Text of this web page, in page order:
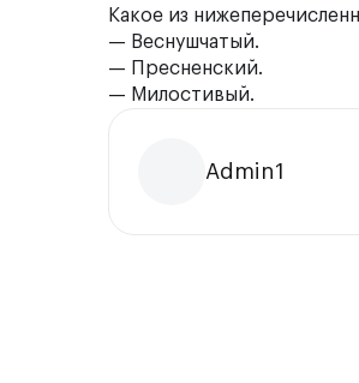
Какое из
— Веснушчатый.
— Пресненский.
— Милостивый.
Admin1